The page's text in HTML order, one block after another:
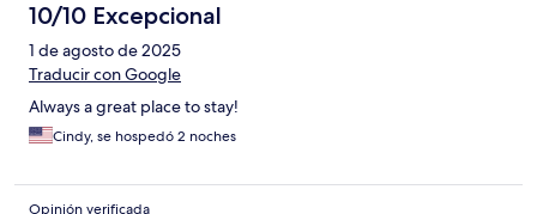
10/10 Excepcional
1 de agosto de 2025
Traducir con Google
Always a great place to stay!
Cindy, se hospedó 2 noches
Opinión verificada